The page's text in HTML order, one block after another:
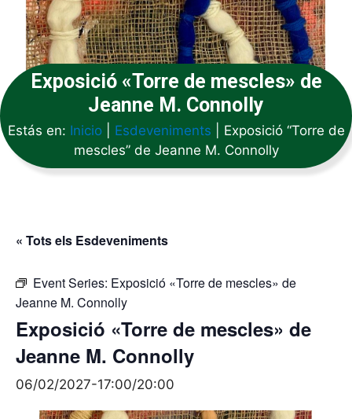
Exposició «Torre de mescles» de
Jeanne M. Connolly
Estás en: Inicio| Esdeveniments
Exposició “Torre de
mescles” de Jeanne M. Connolly
« Tots els Esdeveniments
Event Series: Exposició «Torre de mescles» de
Jeanne M. Connolly
Exposició «Torre de mescles» de
Jeanne M. Connolly
06/02/2027-17:00/20:00